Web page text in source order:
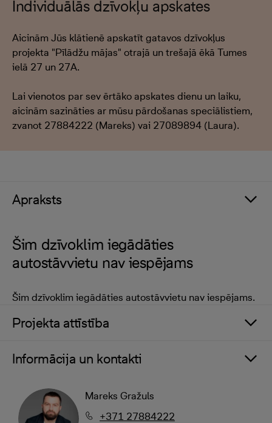
Individuālās dzīvokļu apskates
Aicinām Jūs klātienē apskatīt gatavos dzīvokļus
projekta "Pīlādžu mājas" otrajā un trešajā ēkā Tumes
ielā 27 un 27A.
Lai vienotos par sev ērtāko apskates dienu un laiku,
aicinām sazināties ar mūsu pārdošanas speciālistiem,
zvanot 27884222 (Mareks) vai 27089894 (Laura).
Apraksts
Šim dzīvoklim iegādāties
autostāvvietu nav iespējams
Šim dzīvoklim iegādāties autostāvvietu nav iespējams.
Projekta attīstība
Informācija un kontakti
Mareks Gražuls
+371 27884222